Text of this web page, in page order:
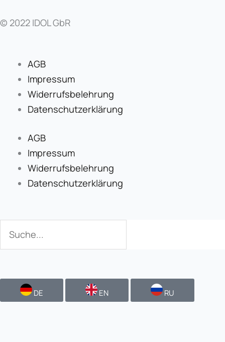
© 2022 IDOL GbR
AGB
Impressum
Widerrufsbelehrung
Datenschutzerklärung
AGB
Impressum
Widerrufsbelehrung
Datenschutzerklärung
DE EN RU